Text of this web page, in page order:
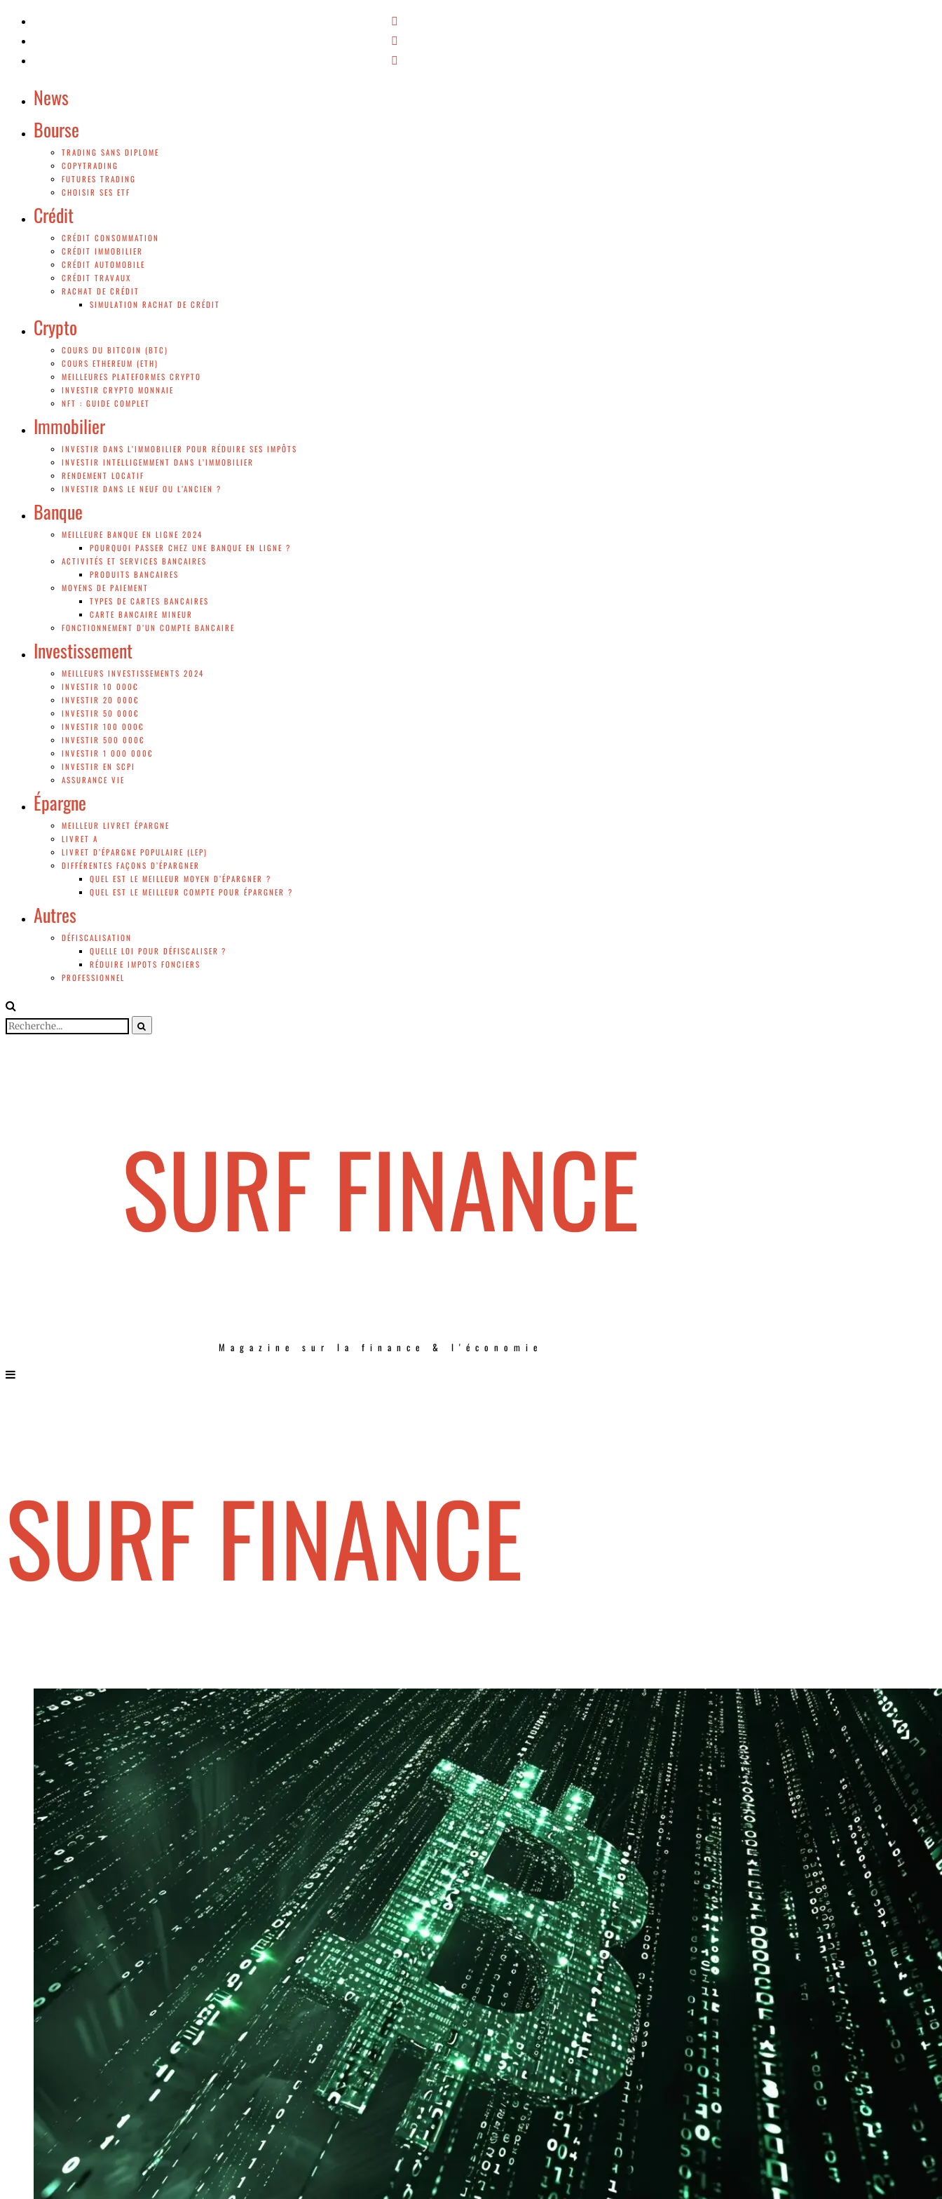
News
Bourse
TRADING SANS DIPLOME
COPYTRADING
FUTURES TRADING
CHOISIR SES ETF
Crédit
CRÉDIT CONSOMMATION
CRÉDIT IMMOBILIER
CRÉDIT AUTOMOBILE
CRÉDIT TRAVAUX
RACHAT DE CRÉDIT
SIMULATION RACHAT DE CRÉDIT
Crypto
COURS DU BITCOIN (BTC)
COURS ETHEREUM (ETH)
MEILLEURES PLATEFORMES CRYPTO
INVESTIR CRYPTO MONNAIE
NFT : GUIDE COMPLET
Immobilier
INVESTIR DANS L’IMMOBILIER POUR RÉDUIRE SES IMPÔTS
INVESTIR INTELLIGEMMENT DANS L’IMMOBILIER
RENDEMENT LOCATIF
INVESTIR DANS LE NEUF OU L’ANCIEN ?
Banque
MEILLEURE BANQUE EN LIGNE 2024
POURQUOI PASSER CHEZ UNE BANQUE EN LIGNE ?
ACTIVITÉS ET SERVICES BANCAIRES
PRODUITS BANCAIRES
MOYENS DE PAIEMENT
TYPES DE CARTES BANCAIRES
CARTE BANCAIRE MINEUR
FONCTIONNEMENT D’UN COMPTE BANCAIRE
Investissement
MEILLEURS INVESTISSEMENTS 2024
INVESTIR 10 000€
INVESTIR 20 000€
INVESTIR 50 000€
INVESTIR 100 000€
INVESTIR 500 000€
INVESTIR 1 000 000€
INVESTIR EN SCPI
ASSURANCE VIE
Épargne
MEILLEUR LIVRET ÉPARGNE
LIVRET A
LIVRET D’ÉPARGNE POPULAIRE (LEP)
DIFFÉRENTES FAÇONS D’ÉPARGNER
QUEL EST LE MEILLEUR MOYEN D’ÉPARGNER ?
QUEL EST LE MEILLEUR COMPTE POUR ÉPARGNER ?
Autres
DÉFISCALISATION
QUELLE LOI POUR DÉFISCALISER ?
RÉDUIRE IMPOTS FONCIERS
PROFESSIONNEL
SURF FINANCE
Magazine sur la finance & l'économie
SURF FINANCE